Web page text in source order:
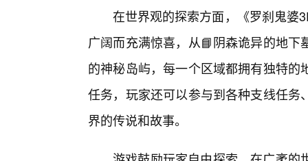
在世界观的探索方面，《罗刹鬼婆
广阔而充满惊喜，从📘阴森诡异的地
的神秘岛屿，每一个区域都拥有独特
任务，玩家还可以参与到各种支线任
界的传说和故事。